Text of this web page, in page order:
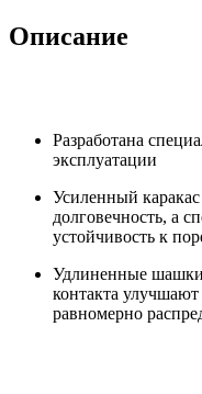
Описание
Разработана
эксплуатации
Усиленный
долговечность, а
устойчивость к
Удлиненные
контакта
равномерно